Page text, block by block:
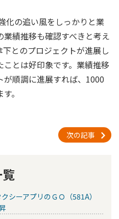
化の追い風をしっかりと業
績推移も確認すべきと考え
とのプロジェクトが進展し
とは好印象です。業績推移
順調に進展すれば、1000
。
次の記事
シーアプリのＧＯ（581A）